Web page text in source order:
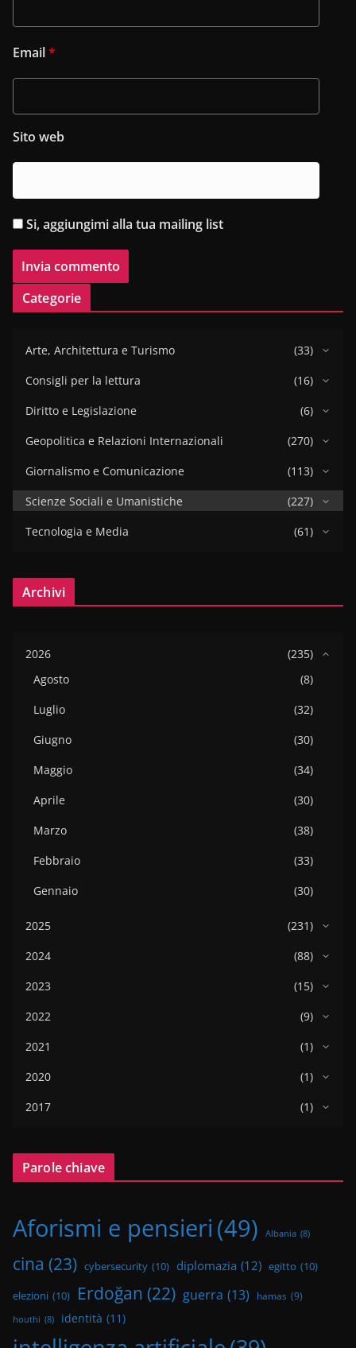
Email*
Sito web
Si, aggiungimi alla tua mailing list
Categorie
Arte, Architettura e Turismo
(33)
Consigli per la lettura
(16)
Diritto e Legislazione
(6)
Geopolitica e Relazioni Internazionali
(270)
Giornalismo e Comunicazione
(113)
Scienze Sociali e Umanistiche
(227)
Tecnologia e Media
(61)
Archivi
2026
(235)
Agosto
(8)
Luglio
(32)
Giugno
(30)
Maggio
(34)
Aprile
(30)
Marzo
(38)
Febbraio
(33)
Gennaio
(30)
2025
(231)
2024
(88)
2023
(15)
2022
(9)
2021
(1)
2020
(1)
2017
(1)
Parole chiave
Aforismi e pensieri (49) Albania (8)
cina (23) cybersecurity (10) diplomazia (12) egitto (10)
elezioni (10) Erdoğan (22) guerra (13) hamas (9)
houthi (8) identità (11)